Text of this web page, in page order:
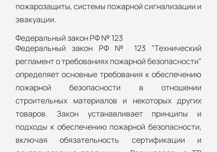
пожарозащиты, системы пожарной сигнализации и
эвакуации.
Федеральный закон РФ № 123
Федеральный закон РФ № 123 "Технический
регламент о требованиях пожарной безопасности"
определяет основные требования к обеспечению
пожарной безопасности в отношении
строительных материалов и некоторых других
товаров. Закон устанавливает принципы и
подходы к обеспечению пожарной безопасности,
включая обязательность сертификации и